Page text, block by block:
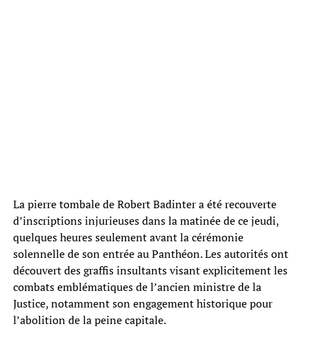
La pierre tombale de Robert Badinter a été recouverte
d’inscriptions injurieuses dans la matinée de ce jeudi,
quelques heures seulement avant la cérémonie
solennelle de son entrée au Panthéon. Les autorités ont
découvert des graffis insultants visant explicitement les
combats emblématiques de l’ancien ministre de la
Justice, notamment son engagement historique pour
l’abolition de la peine capitale.